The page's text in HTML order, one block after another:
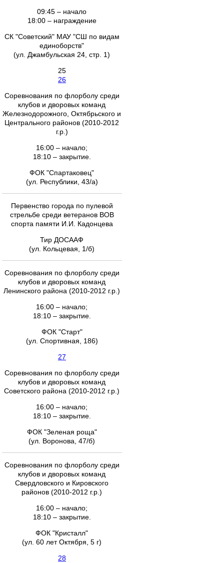
09:45 – начало
18:00 – награждение
СК "Советский" МАУ "СШ по видам
единоборств"
(ул. Джамбульская 24, стр. 1)
25
26
Соревнования по флорболу среди
клубов и дворовых команд
Железнодорожного, Октябрьского и
Центрального районов (2010-2012
г.р.)
16:00 – начало;
18:10 – закрытие.
ФОК "Спартаковец"
(ул. Республики, 43/а)
Первенство города по пулевой
стрельбе среди ветеранов ВОВ
спорта памяти И.И. Кадонцева
Тир ДОСААФ
(ул. Кольцевая, 1/б)
Соревнования по флорболу среди
клубов и дворовых команд
Ленинского района (2010-2012 г.р.)
16:00 – начало;
18:10 – закрытие.
ФОК "Старт"
(ул. Спортивная, 186)
27
Соревнования по флорболу среди
клубов и дворовых команд
Советского района (2010-2012 г.р.)
16:00 – начало;
18:10 – закрытие.
ФОК "Зеленая роща"
(ул. Воронова, 47/б)
Соревнования по флорболу среди
клубов и дворовых команд
Свердловского и Кировского
районов (2010-2012 г.р.)
16:00 – начало;
18:10 – закрытие.
ФОК "Кристалл"
(ул. 60 лет Октября, 5 г)
28